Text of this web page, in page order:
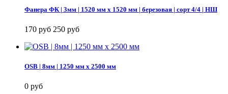
Фанера ФК | 3мм | 1520 мм х 1520 мм | березовая | сорт 4/4 | НШ
170 руб 250 руб
OSB | 8мм | 1250 мм х 2500 мм
0 руб